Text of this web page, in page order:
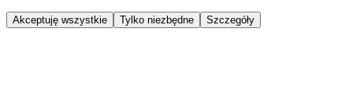
Akceptuję wszystkie Tylko niezbędne Szczegóły